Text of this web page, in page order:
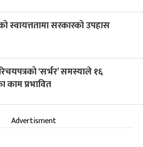
स्वायत्ततामा सरकारको उपहास
‘सर्भर’ समस्याले १६
काम प्रभावित
Advertisment